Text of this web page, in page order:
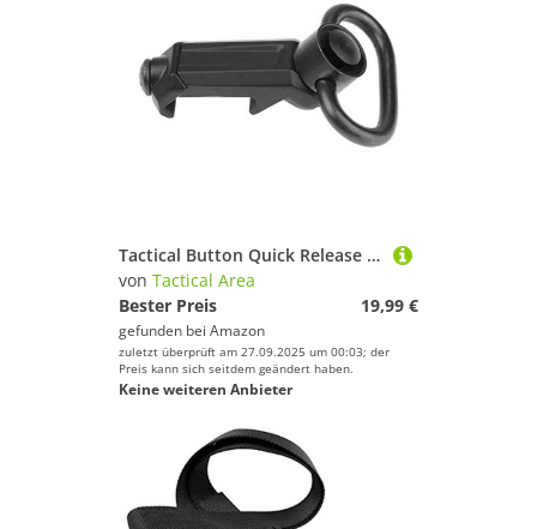
Tactical Button Quick Release Adapter-Aufsatz für abnehmbare QD-Drehring- / Sling-Montageplatte für 20-mm-Picatinny-Objektträger-Suchaufgabe
von Tactical Area
Bester Preis
19,99 €
gefunden bei Amazon
zuletzt überprüft am 27.09.2025 um 00:03; der
Preis kann sich seitdem geändert haben.
Keine weiteren Anbieter